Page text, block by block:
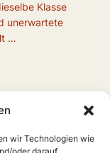
wir Technologien wie
Klasse
unerwartete
…